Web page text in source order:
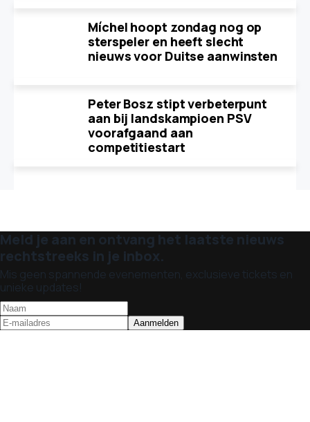
Míchel hoopt zondag nog op
sterspeler en heeft slecht
nieuws voor Duitse aanwinsten
Peter Bosz stipt verbeterpunt
aan bij landskampioen PSV
voorafgaand aan
competitiestart
Meld je aan en ontvang het laatste nieuws
rechtstreeks in je inbox.
Mis geen spannende evenementen, exclusieve tickets en
unieke updates!